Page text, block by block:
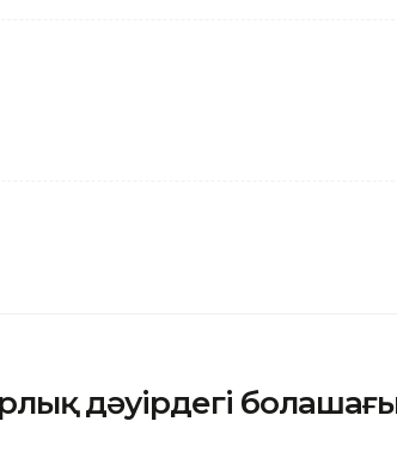
дәуірдегі